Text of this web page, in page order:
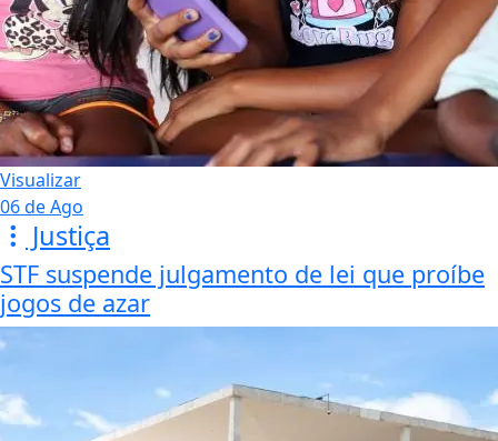
Visualizar
06 de Ago
Justiça
STF suspende julgamento de lei que proíbe
jogos de azar